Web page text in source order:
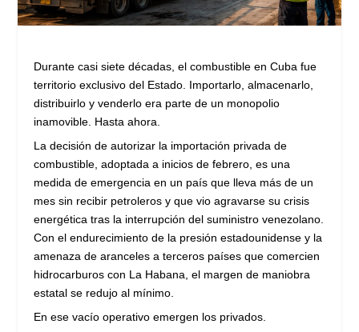
Durante casi siete décadas, el combustible en Cuba fue
territorio exclusivo del Estado. Importarlo, almacenarlo,
distribuirlo y venderlo era parte de un monopolio
inamovible. Hasta ahora.
La decisión de autorizar la importación privada de
combustible, adoptada a inicios de febrero, es una
medida de emergencia en un país que lleva más de un
mes sin recibir petroleros y que vio agravarse su crisis
energética tras la interrupción del suministro venezolano.
Con el endurecimiento de la presión estadounidense y la
amenaza de aranceles a terceros países que comercien
hidrocarburos con La Habana, el margen de maniobra
estatal se redujo al mínimo.
En ese vacío operativo emergen los privados.